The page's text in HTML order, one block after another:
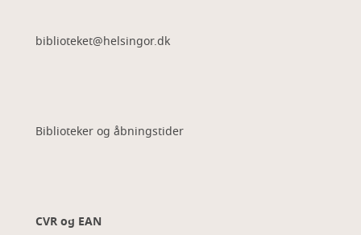
biblioteket@helsingor.dk
Biblioteker og åbningstider
CVR og EAN